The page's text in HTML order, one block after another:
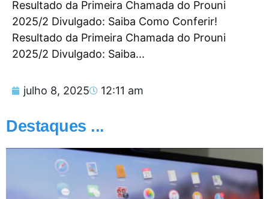
Resultado da Primeira Chamada do Prouni
2025/2 Divulgado: Saiba Como Conferir!
Resultado da Primeira Chamada do Prouni
2025/2 Divulgado: Saiba...
julho 8, 2025 12:11 am
Destaques ...